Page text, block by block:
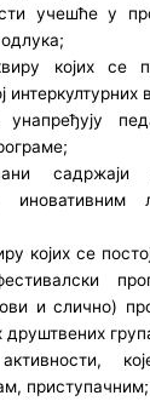
учешће у
којих се
унапређују
иновативним
којих се
и слично)
друштвених
приступачним;